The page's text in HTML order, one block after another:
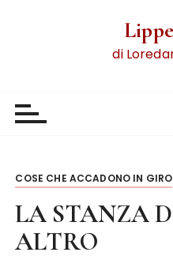
di
COSE CHE ACCADONO IN GIRO
LA STANZA
ALTRO